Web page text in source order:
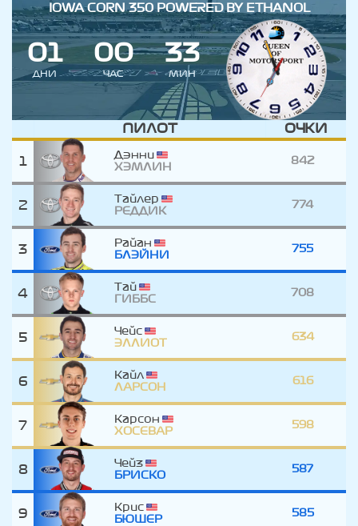
IOWA CORN 350 POWERED BY ETHANOL
01
ДНИ
00
ЧАС
33
МИН
ПИЛОТ ОЧКИ
1
Дэнни
ХЭМЛИН
842
2
Тайлер
РЕДДИК
774
3
Райан
БЛЭЙНИ
755
4
Тай
ГИББС
708
5
Чейс
ЭЛЛИОТ
634
6
Кайл
ЛАРСОН
616
7
Карсон
ХОСЕВАР
598
8
Чейз
БРИСКО
587
9
Крис
БЮШЕР
585